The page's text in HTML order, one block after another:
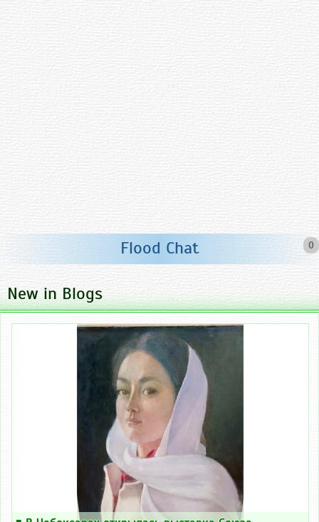
0
Flood Chat
New in Blogs